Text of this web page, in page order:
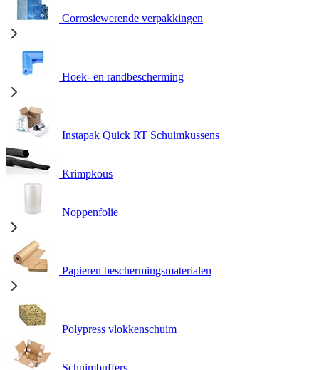
Corrosiewerende verpakkingen
Hoek- en randbescherming
Instapak Quick RT Schuimkussens
Krimpkous
Noppenfolie
Papieren beschermingsmaterialen
Polypress vlokkenschuim